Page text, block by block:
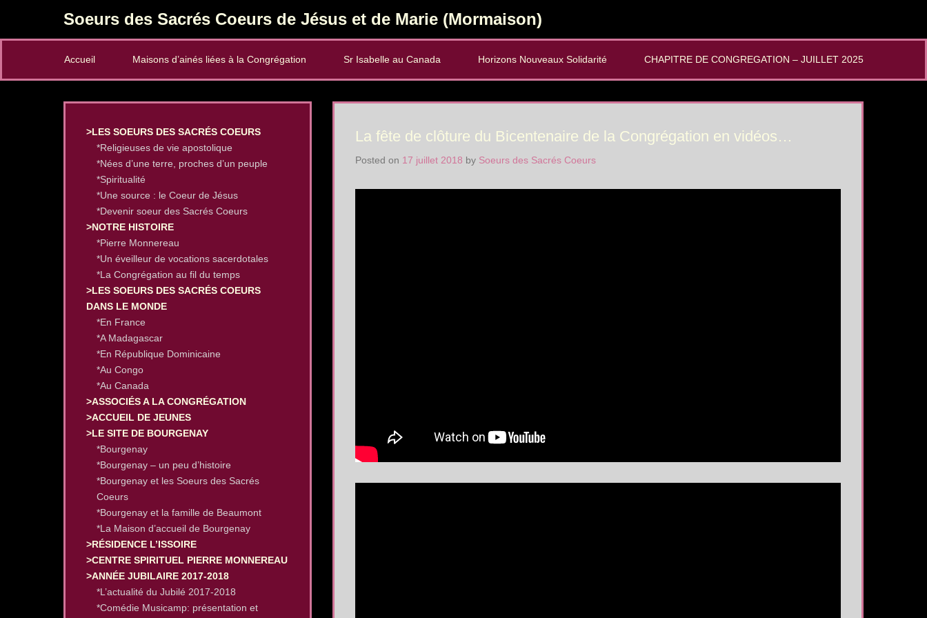
Soeurs des Sacrés Coeurs de Jésus et de Marie (Mormaison)
Accueil
Maisons d’ainés liées à la Congrégation Sr Isabelle au Canada Horizons Nouveaux Solidarité CHAPITRE DE CONGREGATION – JUILLET 2025
La fête de clôture du Bicentenaire de la Congrégation en vidéos…
Posted on 17 juillet 2018 by Soeurs des Sacrés Coeurs
>LES SOEURS DES SACRÉS COEURS
*Religieuses de vie apostolique
*Nées d’une terre, proches d’un peuple
*Spiritualité
*Une source : le Coeur de Jésus
*Devenir soeur des Sacrés Coeurs
>NOTRE HISTOIRE
*Pierre Monnereau
*Un éveilleur de vocations sacerdotales
*La Congrégation au fil du temps
>LES SOEURS DES SACRÉS COEURS
DANS LE MONDE
*En France
*A Madagascar
*En République Dominicaine
*Au Congo
*Au Canada
>ASSOCIÉS A LA CONGRÉGATION
>ACCUEIL DE JEUNES
>LE SITE DE BOURGENAY
*Bourgenay
*Bourgenay – un peu d’histoire
*Bourgenay et les Soeurs des Sacrés
Coeurs
*Bourgenay et la famille de Beaumont
*La Maison d’accueil de Bourgenay
>RÉSIDENCE L’ISSOIRE
>CENTRE SPIRITUEL PIERRE MONNEREAU
>ANNÉE JUBILAIRE 2017-2018
*L’actualité du Jubilé 2017-2018
*Comédie Musicamp: présentation et